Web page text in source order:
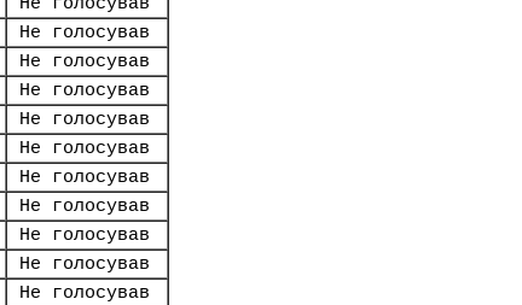
Не голосував
Не голосував
Не голосував
Не голосував
Не голосував
Не голосував
Не голосував
Не голосував
Не голосував
Не голосував